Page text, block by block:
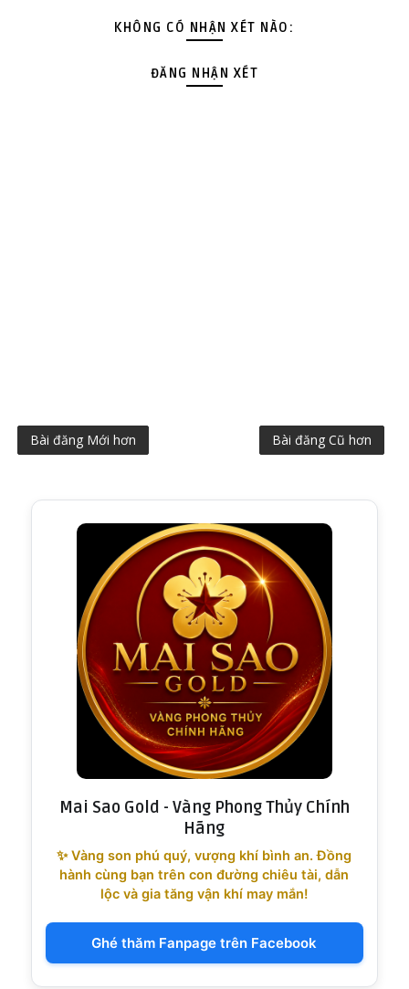
KHÔNG CÓ NHẬN XÉT NÀO:
ĐĂNG NHẬN XÉT
Bài đăng Mới hơn Bài đăng Cũ hơn
Mai Sao Gold - Vàng Phong Thủy Chính
Hãng
✨ Vàng son phú quý, vượng khí bình an. Đồng
hành cùng bạn trên con đường chiêu tài, dẫn
lộc và gia tăng vận khí may mắn!
Ghé thăm Fanpage trên Facebook